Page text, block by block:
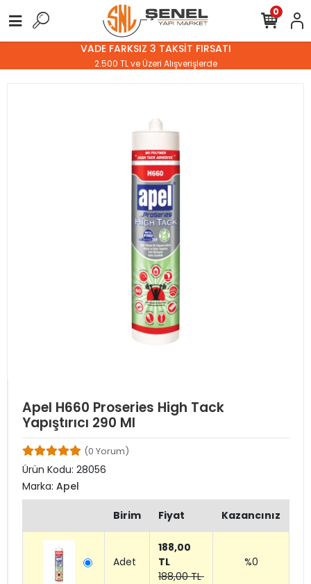
VADE FARKSIZ 3 TAKSİT FIRSATI
2.500 TL ve Üzeri Alışverişlerde
0
Apel H660 Proseries High Tack
Yapıştırıcı 290 Ml
(0 Yorum)
Ürün Kodu: 28056
Marka: Apel
Birim Fiyat Kazancınız
Adet
188,00
TL
188,00 TL
%0